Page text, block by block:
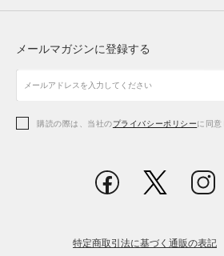
アクセサリー
アクセサリー
シューズ
アクセサリー
シューズ
メールマガジンに登録する
購読の際は、当社のプライバシーポリシーに同意
特定商取引法に基づく通販の表記